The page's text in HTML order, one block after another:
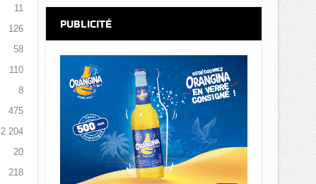
11
126
58
110
8
475
2 204
20
218
PUBLICITÉ